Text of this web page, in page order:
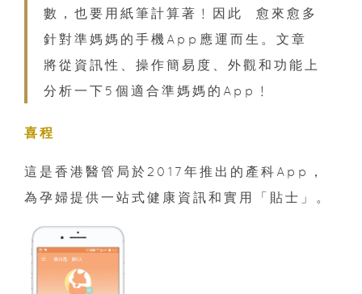
數，也要用紙筆計算著﹗因此 愈來愈多
針對準媽媽的手機App應運而生。文章
將從資訊性、操作簡易度、外觀和功能上
分析一下5個適合準媽媽的App﹗
喜程
這是香港醫管局於2017年推出的產科App，
為孕婦提供一站式健康資訊和實用「貼士」。